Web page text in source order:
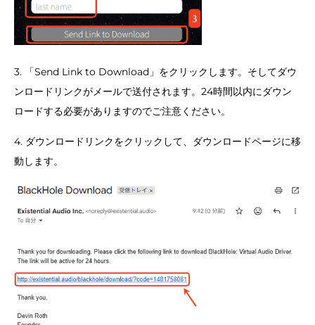
3. 「Send Link to Download」をクリックします。そしてダウ
ンロードリンクがメールで送付されます。24時間以内にダウン
ロードする必要がありますのでご注意ください。
4. ダウンロードリンクをクリックして、ダウンロードページに移
動します。